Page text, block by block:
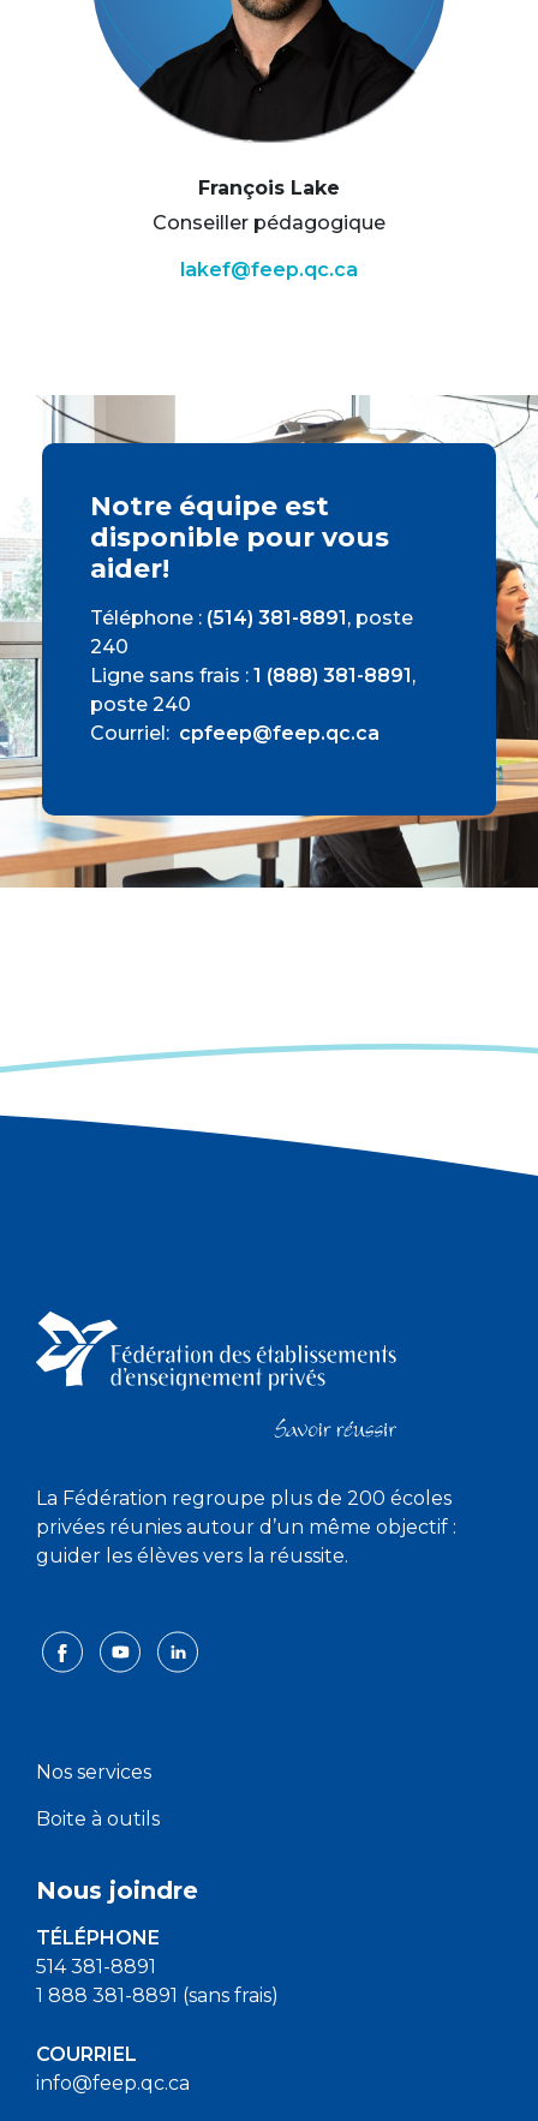
François Lake
Conseiller pédagogique
lakef@feep.qc.ca
Notre équipe est
disponible pour vous
aider!
Téléphone : (514) 381-8891, poste
240
Ligne sans frais : 1 (888) 381-8891,
poste 240
Courriel: cpfeep@feep.qc.ca
La Fédération regroupe plus de 200 écoles
privées réunies autour d’un même objectif :
guider les élèves vers la réussite.
Nos services
Boite à outils
Nous joindre
TÉLÉPHONE
514 381-8891
1 888 381-8891 (sans frais)
COURRIEL
info@feep.qc.ca